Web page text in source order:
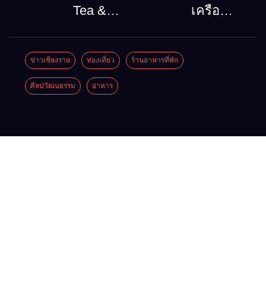
กรณีภัย
เชียงราย
เมื่อ
สัญญาณ
ตะวัน
Tea &
Coffee
Festival
2026
เครือ
ข่ายลุ่ม
ข่าวเชียงราย ท่องเที่ยว ร้านอาหารที่พัก
ศิลปวัฒนธรรม อาหาร